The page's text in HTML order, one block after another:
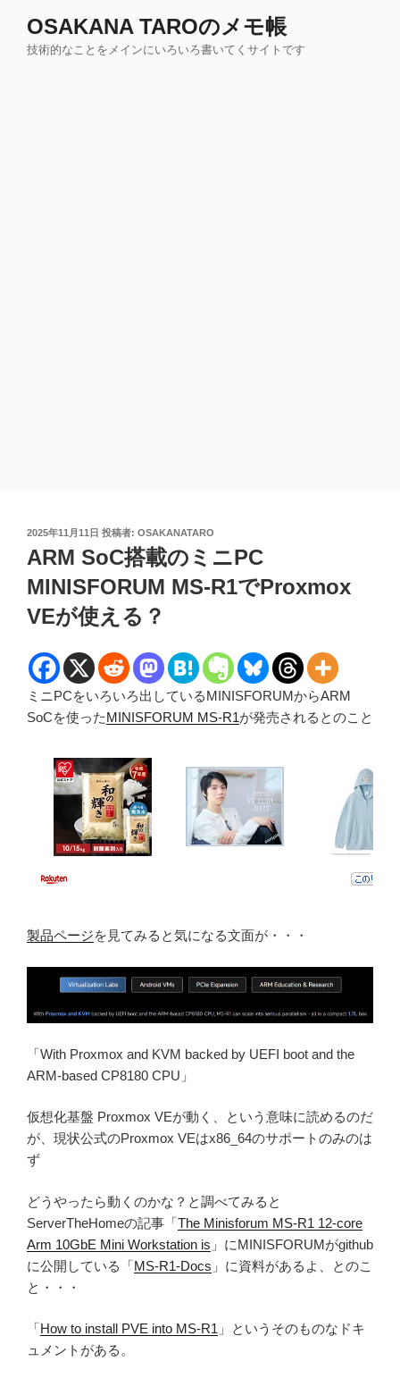
OSAKANA TAROのメモ帳
技術的なことをメインにいろいろ書いてくサイトです
投
稿
日:
2025年11月11日 投稿者: OSAKANATARO
ARM SoC搭載のミニPC
MINISFORUM MS-R1でProxmox
VEが使える？
ミニPCをいろいろ出しているMINISFORUMからARM
SoCを使ったMINISFORUM MS-R1が発売されるとのこと
製品ページを見てみると気になる文面が・・・
「With Proxmox and KVM backed by UEFI boot and the
ARM-based CP8180 CPU」
仮想化基盤 Proxmox VEが動く、という意味に読めるのだ
が、現状公式のProxmox VEはx86_64のサポートのみのは
ず
どうやったら動くのかな？と調べてみると
ServerTheHomeの記事「The Minisforum MS-R1 12-core
Arm 10GbE Mini Workstation is 」にMINISFORUMがgithub
に公開している「MS-R1-Docs 」に資料があるよ、とのこ
と・・・
「How to install PVE into MS-R1 」というそのものなドキ
ュメントがある。